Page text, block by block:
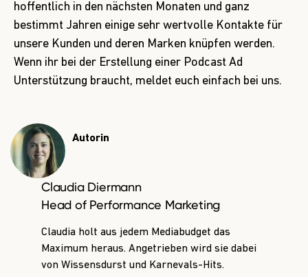
hoffentlich in den nächsten Monaten und ganz
bestimmt Jahren einige sehr wertvolle Kontakte für
unsere Kunden und deren Marken knüpfen werden.
Wenn ihr bei der Erstellung einer Podcast Ad
Unterstützung braucht, meldet euch einfach bei uns.
Autorin
Claudia Diermann
Head of Performance Marketing
Claudia holt aus jedem Mediabudget das
Maximum heraus. Angetrieben wird sie dabei
von Wissensdurst und Karnevals-Hits.